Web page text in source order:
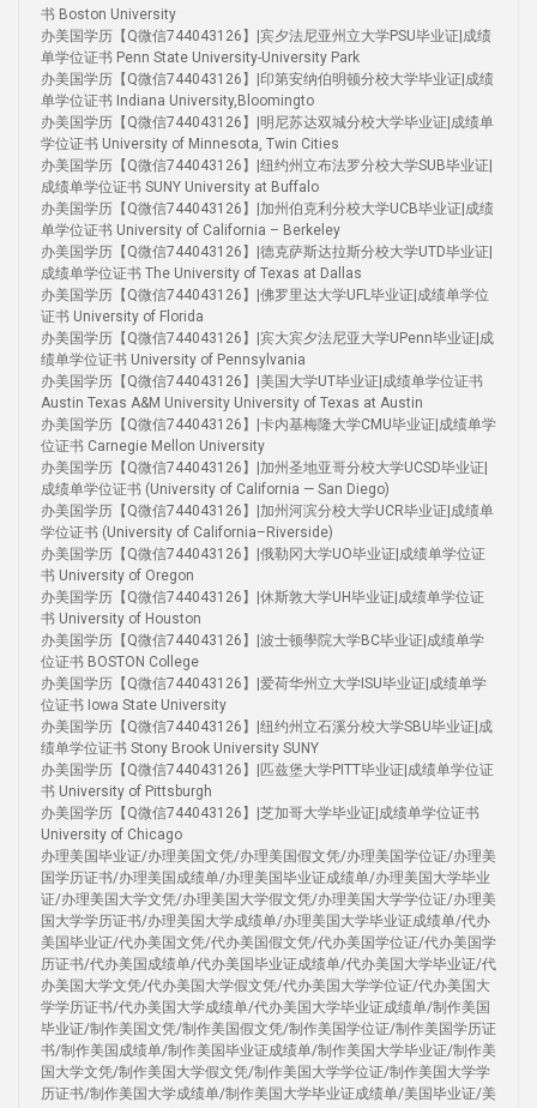
书 Boston University
办美国学历【Q微信744043126】|宾夕法尼亚州立大学PSU毕业证|成绩
单学位证书 Penn State University-University Park
办美国学历【Q微信744043126】|印第安纳伯明顿分校大学毕业证|成绩
单学位证书 Indiana University,Bloomingto
办美国学历【Q微信744043126】|明尼苏达双城分校大学毕业证|成绩单
学位证书 University of Minnesota, Twin Cities
办美国学历【Q微信744043126】|纽约州立布法罗分校大学SUB毕业证|
成绩单学位证书 SUNY University at Buffalo
办美国学历【Q微信744043126】|加州伯克利分校大学UCB毕业证|成绩
单学位证书 University of California – Berkeley
办美国学历【Q微信744043126】|德克萨斯达拉斯分校大学UTD毕业证|
成绩单学位证书 The University of Texas at Dallas
办美国学历【Q微信744043126】|佛罗里达大学UFL毕业证|成绩单学位
证书 University of Florida
办美国学历【Q微信744043126】|宾大宾夕法尼亚大学UPenn毕业证|成
绩单学位证书 University of Pennsylvania
办美国学历【Q微信744043126】|美国大学UT毕业证|成绩单学位证书
Austin Texas A&M University University of Texas at Austin
办美国学历【Q微信744043126】|卡内基梅隆大学CMU毕业证|成绩单学
位证书 Carnegie Mellon University
办美国学历【Q微信744043126】|加州圣地亚哥分校大学UCSD毕业证|
成绩单学位证书 (University of California — San Diego)
办美国学历【Q微信744043126】|加州河滨分校大学UCR毕业证|成绩单
学位证书 (University of California–Riverside)
办美国学历【Q微信744043126】|俄勒冈大学UO毕业证|成绩单学位证
书 University of Oregon
办美国学历【Q微信744043126】|休斯敦大学UH毕业证|成绩单学位证
书 University of Houston
办美国学历【Q微信744043126】|波士顿學院大学BC毕业证|成绩单学
位证书 BOSTON College
办美国学历【Q微信744043126】|爱荷华州立大学ISU毕业证|成绩单学
位证书 Iowa State University
办美国学历【Q微信744043126】|纽约州立石溪分校大学SBU毕业证|成
绩单学位证书 Stony Brook University SUNY
办美国学历【Q微信744043126】|匹兹堡大学PITT毕业证|成绩单学位证
书 University of Pittsburgh
办美国学历【Q微信744043126】|芝加哥大学毕业证|成绩单学位证书
University of Chicago
办理美国毕业证/办理美国文凭/办理美国假文凭/办理美国学位证/办理美
国学历证书/办理美国成绩单/办理美国毕业证成绩单/办理美国大学毕业
证/办理美国大学文凭/办理美国大学假文凭/办理美国大学学位证/办理美
国大学学历证书/办理美国大学成绩单/办理美国大学毕业证成绩单/代办
美国毕业证/代办美国文凭/代办美国假文凭/代办美国学位证/代办美国学
历证书/代办美国成绩单/代办美国毕业证成绩单/代办美国大学毕业证/代
办美国大学文凭/代办美国大学假文凭/代办美国大学学位证/代办美国大
学学历证书/代办美国大学成绩单/代办美国大学毕业证成绩单/制作美国
毕业证/制作美国文凭/制作美国假文凭/制作美国学位证/制作美国学历证
书/制作美国成绩单/制作美国毕业证成绩单/制作美国大学毕业证/制作美
国大学文凭/制作美国大学假文凭/制作美国大学学位证/制作美国大学学
历证书/制作美国大学成绩单/制作美国大学毕业证成绩单/美国毕业证/美